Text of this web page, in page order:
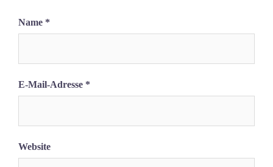
Name *
E-Mail-Adresse *
Website